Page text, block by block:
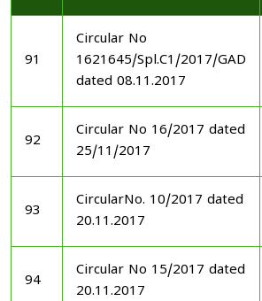
91
Circular No
1621645/Spl.C1/2017/GAD
dated 08.11.2017
92
Circular No 16/2017 dated
25/11/2017
93
CircularNo. 10/2017 dated
20.11.2017
94
Circular No 15/2017 dated
20.11.2017